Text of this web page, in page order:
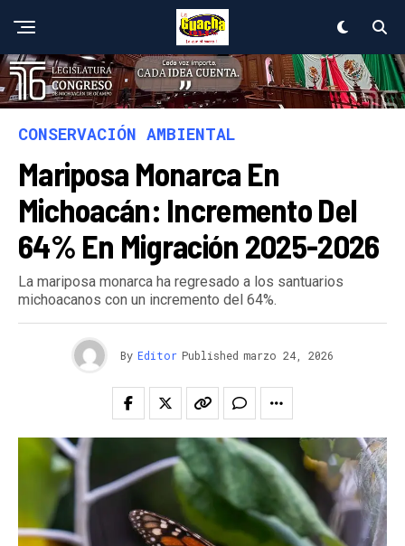
CONSERVACIÓN AMBIENTAL
Mariposa Monarca En
Michoacán: Incremento Del
64% En Migración 2025-2026
La mariposa monarca ha regresado a los santuarios
michoacanos con un incremento del 64%.
By Editor Published marzo 24, 2026